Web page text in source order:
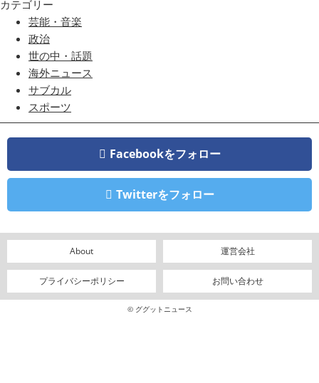
カテゴリー
芸能・音楽
政治
世の中・話題
海外ニュース
サブカル
スポーツ
Facebookをフォロー
Twitterをフォロー
About 運営会社
プライバシーポリシー お問い合わせ
© ググットニュース